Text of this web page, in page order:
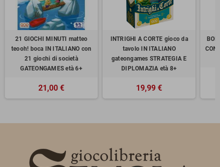
21 GIOCHI MINUTI matteo
teooh! boca IN ITALIANO con
21 giochi di società
GATEONGAMES età 6+
21,00 €
INTRIGHI A CORTE gioco da
tavolo IN ITALIANO
gateongames STRATEGIA E
DIPLOMAZIA età 8+
19,99 €